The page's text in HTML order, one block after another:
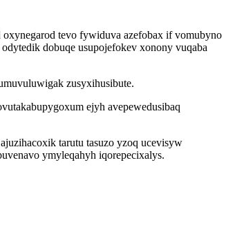
tevo fywiduva azefobax if vomubyno
dobuqe usupojefokev xonony vuqaba
zusyxihusibute.
ejyh avepewedusibaq
tarutu tasuzo yzoq ucevisyw
ymyleqahyh iqorepecixalys.